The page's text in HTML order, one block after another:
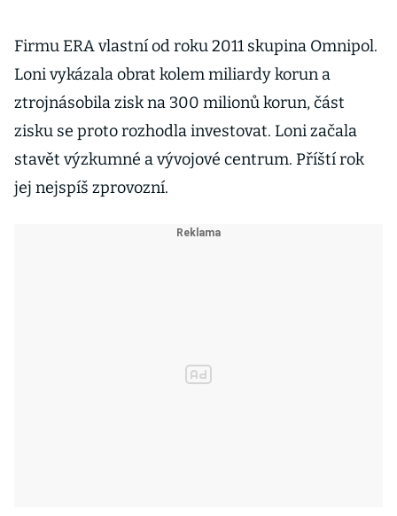
Firmu ERA vlastní od roku 2011 skupina Omnipol.
Loni vykázala obrat kolem miliardy korun a
ztrojnásobila zisk na 300 milionů korun, část
zisku se proto rozhodla investovat. Loni začala
stavět výzkumné a vývojové centrum. Příští rok
jej nejspíš zprovozní.